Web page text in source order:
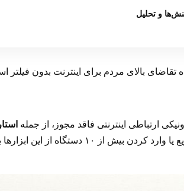
و تحلیل
بالای مردم برای اینترنت بدون فیلتر
ارتباطی اینترنتی فاقد مجوز، از جمله
محکوم خواهد شد. همچنین، تأمین، تولید، توزیع یا